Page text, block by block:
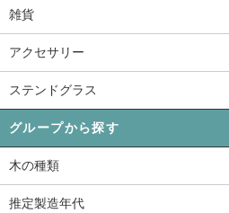
雑貨
アクセサリー
ステンドグラス
グループから探す
木の種類
推定製造年代